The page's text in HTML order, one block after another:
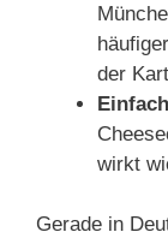
der
wirkt
Gerade in